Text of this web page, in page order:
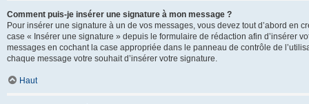
Comment puis-je insérer une signature à mon message ?
Pour insérer une signature à un de vos messages, vous devez tout d’abord en
case « Insérer une signature » depuis le formulaire de rédaction afin d’insérer
messages en cochant la case appropriée dans le panneau de contrôle de
chaque message votre souhait d’insérer votre signature.
Haut